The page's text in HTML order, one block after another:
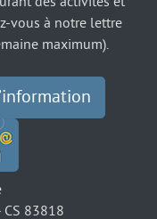
vous à notre lettre
maximum).
CS 83818